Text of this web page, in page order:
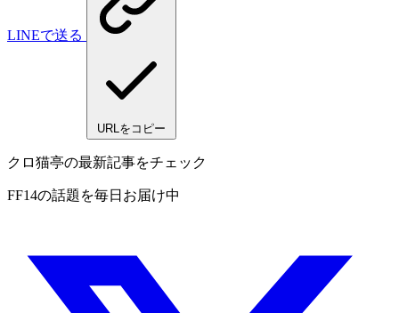
LINEで送る
URLをコピー
クロ猫亭の最新記事をチェック
FF14の話題を毎日お届け中